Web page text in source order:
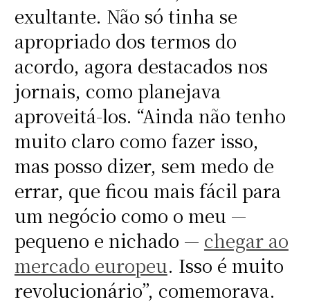
exultante. Não só tinha se
apropriado dos termos do
acordo, agora destacados nos
jornais, como planejava
aproveitá-los. “Ainda não tenho
muito claro como fazer isso,
mas posso dizer, sem medo de
errar, que ficou mais fácil para
um negócio como o meu —
pequeno e nichado — chegar ao
mercado europeu. Isso é muito
revolucionário”, comemorava.